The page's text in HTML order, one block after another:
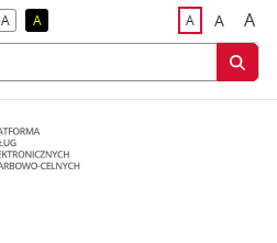
Akontrast domyślny
Akontrast żółty tekst na czarnym tle
Adomyślna
A A